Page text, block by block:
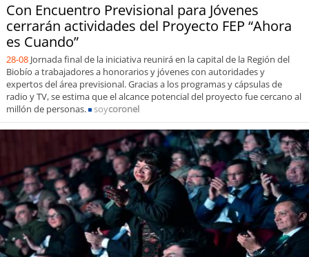
Con Encuentro Previsional para Jóvenes
cerrarán actividades del Proyecto FEP “Ahora
es Cuando”
28-08 Jornada final de la iniciativa reunirá en la capital de la Región del
Biobío a trabajadores a honorarios y jóvenes con autoridades y
expertos del área previsional. Gracias a los programas y cápsulas de
radio y TV, se estima que el alcance potencial del proyecto fue cercano al
millón de personas.
soycoronel